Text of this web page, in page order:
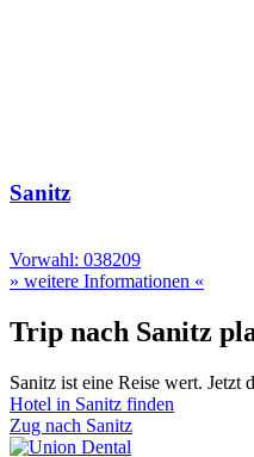
Sanitz
Vorwahl: 038209
» weitere Informationen «
Trip nach Sanitz
Sanitz ist eine Reise wert. Jetzt
Hotel in Sanitz finden
Zug nach Sanitz